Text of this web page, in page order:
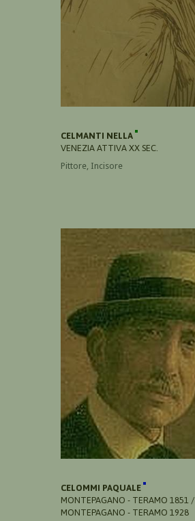
CELMANTI NELLA
VENEZIA ATTIVA XX SEC.
Pittore, Incisore
CELOMMI PAQUALE
MONTEPAGANO - TERAMO 1851 /
MONTEPAGANO - TERAMO 1928